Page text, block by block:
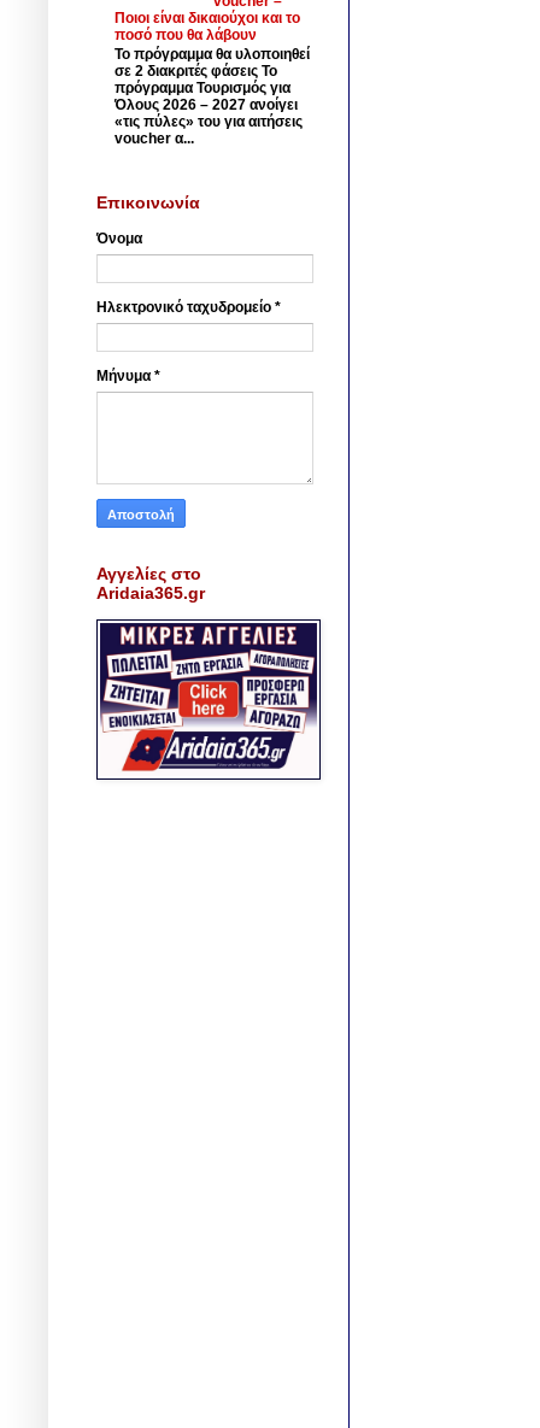
Ποιοι είναι δικαιούχοι και το
ποσό που θα λάβουν
Το πρόγραμμα θα υλοποιηθεί
σε 2 διακριτές φάσεις Το
πρόγραμμα Τουρισμός για
Όλους 2026 – 2027 ανοίγει
«τις πύλες» του για αιτήσεις
voucher α...
Επικοινωνία
Όνομα
Ηλεκτρονικό ταχυδρομείο *
Μήνυμα *
Αγγελίες στο
Aridaia365.gr